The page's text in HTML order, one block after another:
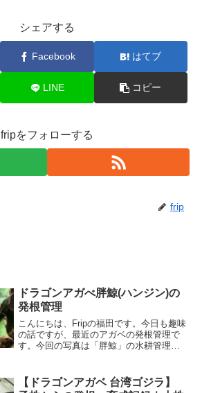
シェアする
Facebook はてブ
LINE コピー
fripをフォローする
frip
ドラゴンアガべ胖鯨(ハンジン)の
発根管理
こんにちは、Fripの福田です。今日も趣味
の話ですが、最近のアガベの発根管理で
す。今回の写真は「胖鯨」の水耕管理か
ね。最初の状態は、葉がぎゅっと締まっ
た低重心のロゼットで、...
【ドラゴンアガベ 台湾ゴジラ】